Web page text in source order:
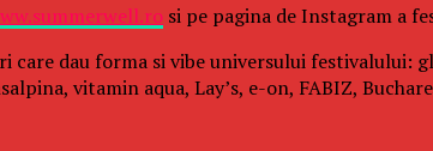
si pe pagina de Instagram a
care dau forma si vibe universului
vitamin aqua, Lay’s, e-on, FABIZ,